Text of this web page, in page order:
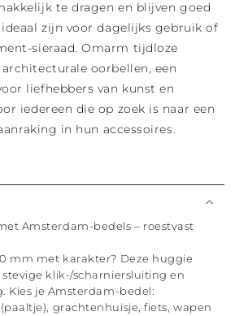
te dragen en blijven goed
zijn voor dagelijks gebruik of
sieraad. Omarm tijdloze
oorbellen, een
liefhebbers van kunst en
iedereen die op zoek is naar een
in hun accessoires.
Amsterdam-bedels – roestvast
mm met karakter? Deze huggie
klik-/scharniersluiting en
Kies je Amsterdam-bedel:
grachtenhuisje, fiets, wapen